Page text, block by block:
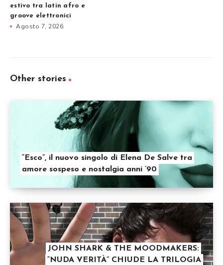
estivo tra latin afro e
groove elettronici
Agosto 7, 2026
Other stories
“Esco”, il nuovo singolo di Elena De Salve tra
amore sospeso e nostalgia anni ’90
JOHN SHARK & THE MOODMAKERS:
“NUDA VERITÀ” CHIUDE LA TRILOGIA